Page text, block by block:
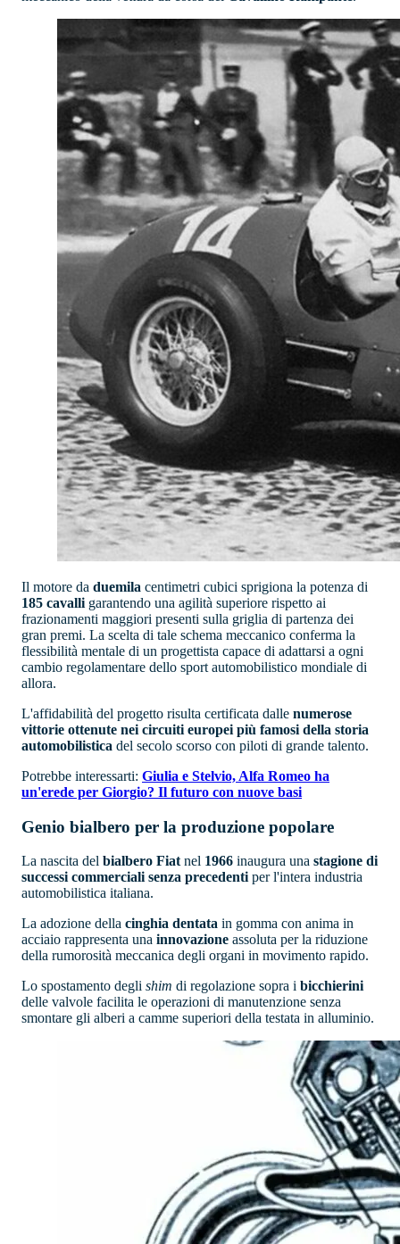
Il motore da duemila centimetri cubici sprigiona la potenza di
185 cavalli garantendo una agilità superiore rispetto ai
frazionamenti maggiori presenti sulla griglia di partenza dei
gran premi. La scelta di tale schema meccanico conferma la
flessibilità mentale di un progettista capace di adattarsi a ogni
cambio regolamentare dello sport automobilistico mondiale di
allora.
L'affidabilità del progetto risulta certificata dalle numerose
vittorie ottenute nei circuiti europei più famosi della storia
automobilistica del secolo scorso con piloti di grande talento.
Potrebbe interessarti: Giulia e Stelvio, Alfa Romeo ha
un'erede per Giorgio? Il futuro con nuove basi
Genio bialbero per la produzione popolare
La nascita del bialbero Fiat nel 1966 inaugura una stagione di
successi commerciali senza precedenti per l'intera industria
automobilistica italiana.
La adozione della cinghia dentata in gomma con anima in
acciaio rappresenta una innovazione assoluta per la riduzione
della rumorosità meccanica degli organi in movimento rapido.
Lo spostamento degli shim di regolazione sopra i bicchierini
delle valvole facilita le operazioni di manutenzione senza
smontare gli alberi a camme superiori della testata in alluminio.